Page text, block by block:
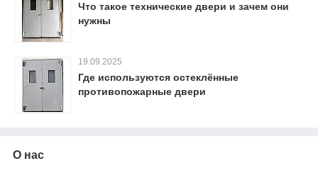
Что такое технические двери и зачем они
нужны
19.09.2025
Где используются остеклённые
противопожарные двери
О нас